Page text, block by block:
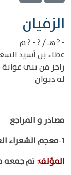
‌‌الزفيان
- ? هـ / ? - ? م
عطاء بن أسيد
راجز من بني
له ديوان
مصادر و المراجع
1- معجم الشعراء
المؤلف:تم جمعه